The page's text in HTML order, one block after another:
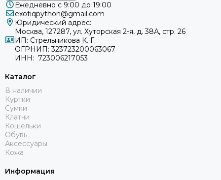
Ежедневно с 9:00 до 19:00
exotiqpython@gmail.com
Юридический адрес:
Москва, 127287, ул. Хуторская 2-я, д. 38А, стр. 26
ИП: Стрельникова К. Г.
ОГРНИП: 323723200063067
ИНН: 723006217053
Каталог
В наличии
Куртки
Сумки
Клатчи
Кошельки
Обувь
Аксессуары
Кожа
Информация